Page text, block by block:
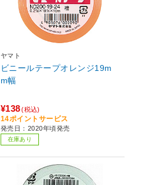
ヤマト
ビニールテープオレンジ19m
m幅
¥138 (税込)
14ポイントサービス
発売日：2020年頃発売
在庫あり